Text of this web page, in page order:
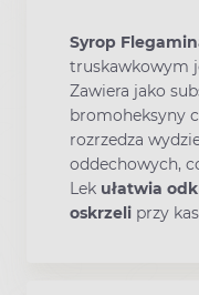
Syrop
truskawkowym
Zawiera jako
bromoheksyny
rozrzedza
oddechowych,
Lek ułatwia
oskrzeli przy